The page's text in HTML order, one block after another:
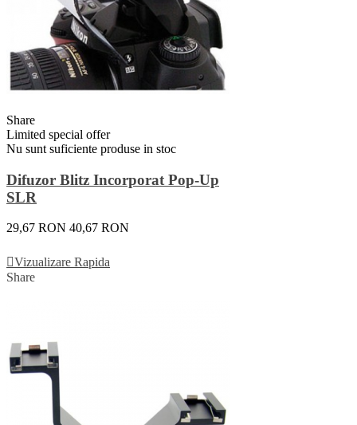
Share
Limited special offer
Nu sunt suficiente produse in stoc
Difuzor Blitz Incorporat Pop-Up
SLR
29,67 RON 40,67 RON
Vizualizare Rapida
Share